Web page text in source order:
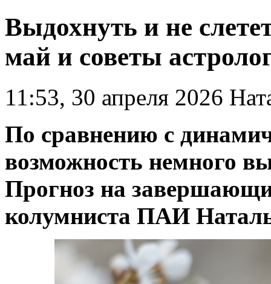
Выдохнуть и не
май и советы
11:53, 30 апреля 2026
По сравнению с
возможность немного
Прогноз на
колумниста ПАИ